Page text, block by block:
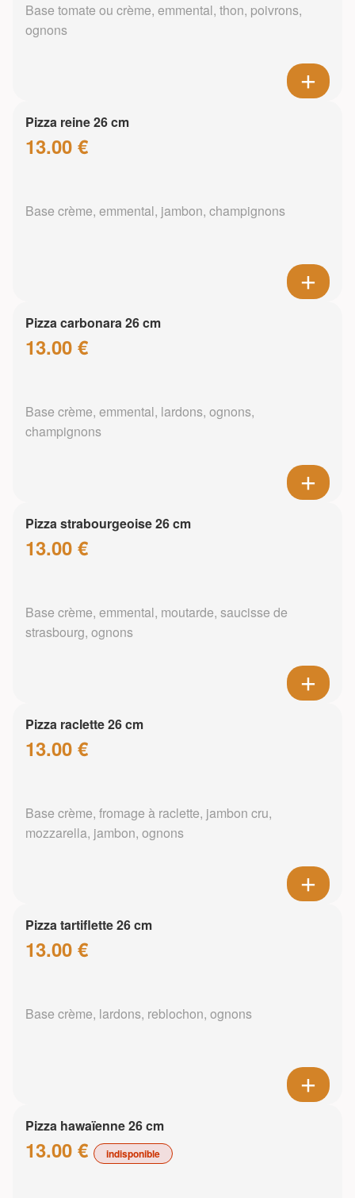
Base tomate ou crème, emmental, thon, poivrons,
ognons
Pizza reine 26 cm
13.00 €
Base crème, emmental, jambon, champignons
Pizza carbonara 26 cm
13.00 €
Base crème, emmental, lardons, ognons,
champignons
Pizza strabourgeoise 26 cm
13.00 €
Base crème, emmental, moutarde, saucisse de
strasbourg, ognons
Pizza raclette 26 cm
13.00 €
Base crème, fromage à raclette, jambon cru,
mozzarella, jambon, ognons
Pizza tartiflette 26 cm
13.00 €
Base crème, lardons, reblochon, ognons
Pizza hawaïenne 26 cm
13.00 € indisponible